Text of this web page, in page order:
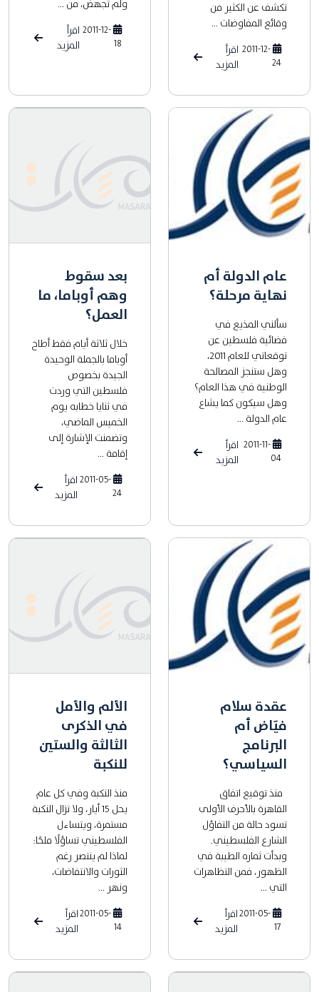
تكشف عن الكثير من
وقائع المفاوضات ...
2011-12-
24
اقرأ
المزيد
ولم تجهض، من ...
2011-12-
18
اقرأ
المزيد
عام الدولة أم
نهاية مرحلة؟
سألني المذيع في
فضائية فلسطين عن
توقعاتي للعام 2011،
وهل ستنجز المصالحة
الوطنية في هذا العام؟
وهل سيكون كما يشاع
عام الدولة ...
2011-11-
04
اقرأ
المزيد
بعد سقوط
وهم أوباما، ما
العمل؟
خلال ثلاثة أيام فقط أطاح
أوباما بالجملة الوحيدة
الجيدة بخصوص
فلسطين التي وردت
في ثنايا خطابه يوم
الخميس الماضي،
وتضمنت الإشارة إلى
إقامة ...
2011-05-
24
اقرأ
المزيد
عقدة سلام
فيّاض أم
البرنامج
السياسي؟
منذ توقيع اتفاق
القاهرة بالأحرف الأولى
تسود حالة من التفاؤل
الشارع الفلسطيني.
وبدأت ثماره الطيبة في
الظهور، فمن التظاهرات
التي ...
2011-05-
17
اقرأ
المزيد
الألم والأمل
في الذكرى
الثالثة والستين
للنكبة
منذ النكبة وفي كل عام
يحل 15 أيار، ولا تزال النكبة
مستمرة، ويتساءل
الفلسطيني تساؤلًا ملحًا:
لماذا لم ينتصر رغم
الثورات والانتفاضات،
ونهر ...
2011-05-
14
اقرأ
المزيد